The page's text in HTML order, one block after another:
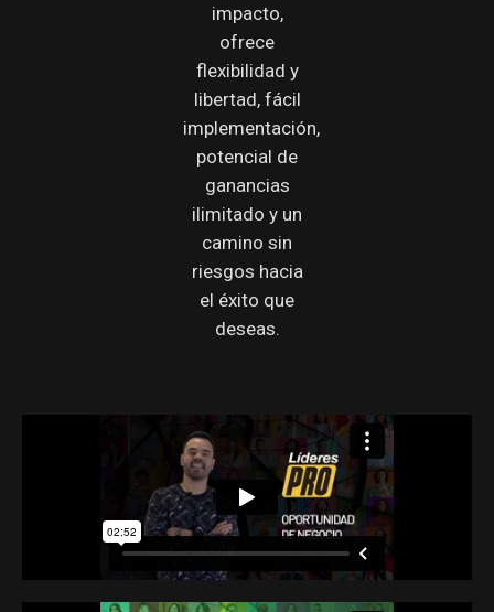
impacto,
ofrece
flexibilidad y
libertad, fácil
implementación,
potencial de
ganancias
ilimitado y un
camino sin
riesgos hacia
el éxito que
deseas.